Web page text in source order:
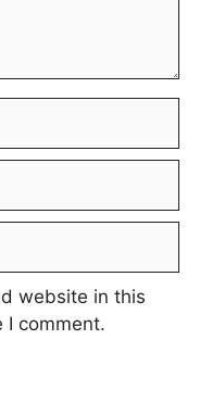
website in this
I comment.